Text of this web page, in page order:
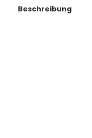
Beschreibung